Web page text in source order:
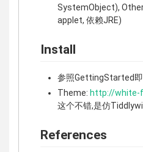
SystemObject),
applet, 依赖JRE)
Install
参照GettingStarted
Theme: http://white-
这个不错,是仿
References